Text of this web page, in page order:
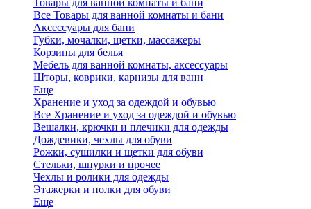
Товары для ванной комнаты и бани
Все Товары для ванной комнаты и бани
Аксессуары для бани
Губки, мочалки, щетки, массажеры
Корзины для белья
Мебель для ванной комнаты, аксессуары
Шторы, коврики, карнизы для ванн
Еще
Хранение и уход за одеждой и обувью
Все Хранение и уход за одеждой и обувью
Вешалки, крючки и плечики для одежды
Дождевики, чехлы для обуви
Рожки, сушилки и щетки для обуви
Стельки, шнурки и прочее
Чехлы и ролики для одежды
Этажерки и полки для обуви
Еще